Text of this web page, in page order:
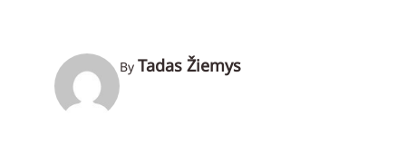
By Tadas Žiemys